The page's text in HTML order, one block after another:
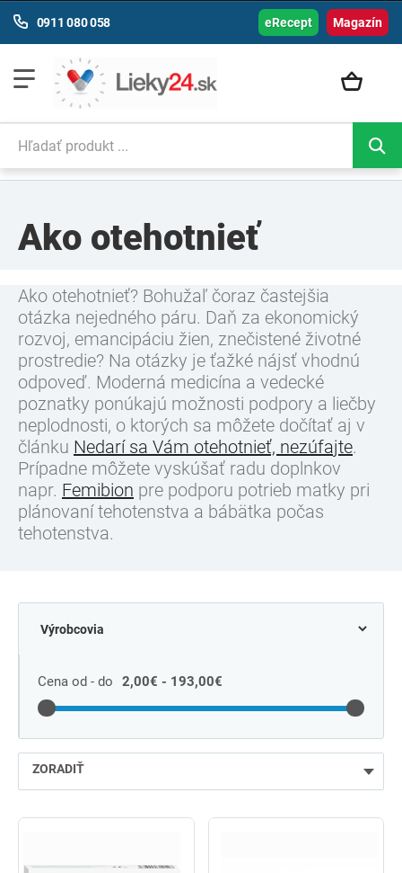
Magazín
0911 080 058 eRecept
Ako otehotnieť
Ako otehotnieť? Bohužaľ čoraz častejšia
otázka nejedného páru. Daň za ekonomický
rozvoj, emancipáciu žien, znečistené životné
prostredie? Na otázky je ťažké nájsť vhodnú
odpoveď. Moderná medicína a vedecké
poznatky ponúkajú možnosti podpory a liečby
neplodnosti, o ktorých sa môžete dočítať aj v
článku Nedarí sa Vám otehotnieť, nezúfajte.
Prípadne môžete vyskúšať radu doplnkov
napr. Femibion pre podporu potrieb matky pri
plánovaní tehotenstva a bábätka počas
tehotenstva.
Cena od - do 2,00€ - 193,00€
ZORADIŤ